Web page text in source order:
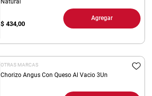
$ 434,00
Agregar
OTRAS MARCAS
Chorizo Angus Con Queso Al Vacio 3Un